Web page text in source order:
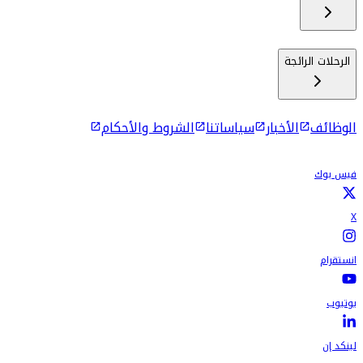
الرحلات الرائجة
الوظائف الأخبار سياساتنا الشروط والأحكام
فيس بوك
X
انستقرام
يوتيوب
لينكد إن